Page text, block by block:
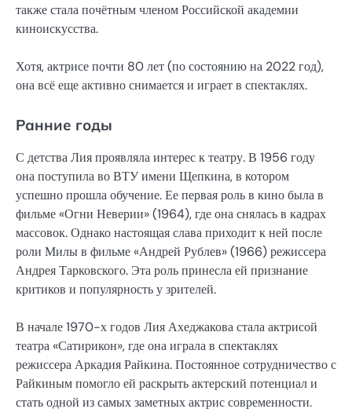
также стала почётным членом Российской академии
киноискусства.
Хотя, актрисе почти 80 лет (по состоянию на 2022 год),
она всё еще активно снимается и играет в спектаклях.
Ранние годы
С детства Лия проявляла интерес к театру. В 1956 году
она поступила во ВТУ имени Щепкина, в котором
успешно прошла обучение. Ее первая роль в кино была в
фильме «Огни Неверии» (1964), где она снялась в кадрах
массовок. Однако настоящая слава приходит к ней после
роли Милы в фильме «Андрей Рублев» (1966) режиссера
Андрея Тарковского. Эта роль принесла ей признание
критиков и популярность у зрителей.
В начале 1970-х годов Лия Ахеджакова стала актрисой
театра «Сатирикон», где она играла в спектаклях
режиссера Аркадия Райкина. Постоянное сотрудничество с
Райкиным помогло ей раскрыть актерский потенциал и
стать одной из самых заметных актрис современности.